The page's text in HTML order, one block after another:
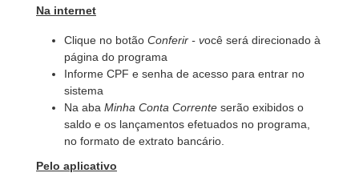
Na internet
Clique no botão Conferir - você será direcionado à
página do programa
Informe CPF e senha de acesso para entrar no
sistema
Na aba Minha Conta Corrente serão exibidos o
saldo e os lançamentos efetuados no programa,
no formato de extrato bancário.
Pelo aplicativo